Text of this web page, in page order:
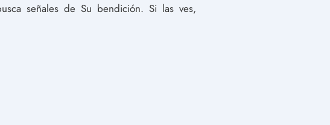
señales de Su bendición. Si las ves,